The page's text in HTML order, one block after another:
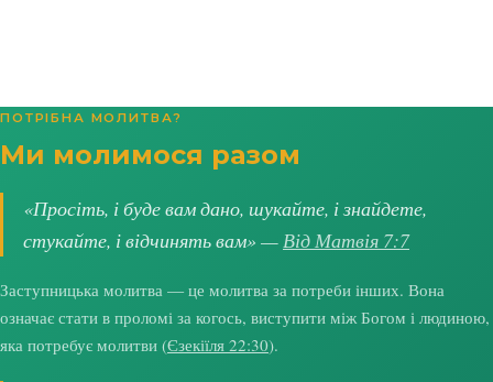
ПОТРІБНА МОЛИТВА?
Ми молимося разом
«Просіть, і буде вам дано, шукайте, і знайдете,
стукайте, і відчинять вам» —Від Матвія 7:7
Заступницька молитва — це молитва за потреби інших. Вона
означає стати в проломі за когось, виступити між Богом і людиною,
яка потребує молитви (Єзекіїля 22:30).